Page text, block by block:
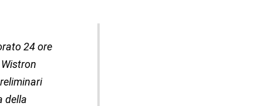
24 ore
della